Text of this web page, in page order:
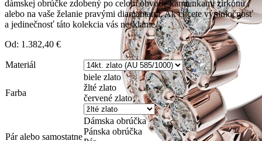
dámskej obrúčke zdobený po celom obvode kamienkami zirkónu ,
alebo na vaše želanie pravými diamantami. Ak chcete výnimočnosť
a jedinečnosť táto kolekcia vás nesklame.
Od: 1.382,40 €
Materiál
Farba
biele zlato
žlté zlato
červené zlato
Pár alebo samostatne
Dámska obrúčka
Pánska obrúčka